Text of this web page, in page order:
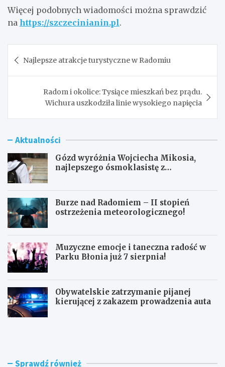
Więcej podobnych wiadomości można sprawdzić
na https://szczecinianin.pl.
wpisu
Najlepsze atrakcje turystyczne w Radomiu
Radom i okolice: Tysiące mieszkań bez prądu.
Wichura uszkodziła linie wysokiego napięcia
Aktualności
Gózd wyróżnia Wojciecha Mikosia,
najlepszego ósmoklasistę z
Burze nad Radomiem – II stopień
ostrzeżenia meteorologicznego!
Muzyczne emocje i taneczna radość w
Parku Błonia już 7 sierpnia!
Obywatelskie zatrzymanie pijanej
kierującej z zakazem prowadzenia auta
G
y
B
n Sprawdź również